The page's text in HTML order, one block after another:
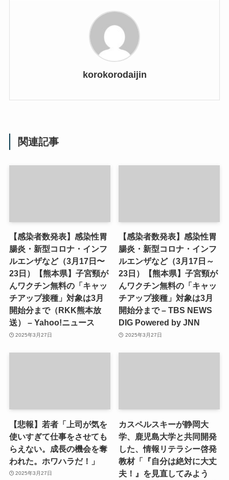
korokorodaijin
関連記事
【感染者数発表】感染性胃
腸炎・新型コロナ・インフ
ルエンザなど（3月17日〜
23日）【熊本県】子宮頸が
んワクチン無料の「キャッ
チアップ接種」対象は3月
開始分まで（RKK熊本放
送） – Yahoo!ニュース
2025年3月27日
【感染者数発表】感染性胃
腸炎・新型コロナ・インフ
ルエンザなど（3月17日～
23日）【熊本県】子宮頸が
んワクチン無料の「キャッ
チアップ接種」対象は3月
開始分まで – TBS NEWS
DIG Powered by JNN
2025年3月27日
【悲報】若者「上司が気を
使いすぎて仕事をさせても
らえない。成長の機会を奪
われた。ホワハラだ！」
2025年3月27日
カスペルスキーが静岡大
学、鹿児島大学と共同開発
した、情報リテラシー啓発
教材「『自分は絶対に大丈
夫！』を見直してみよう